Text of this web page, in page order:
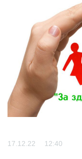
17.12.22 12:40